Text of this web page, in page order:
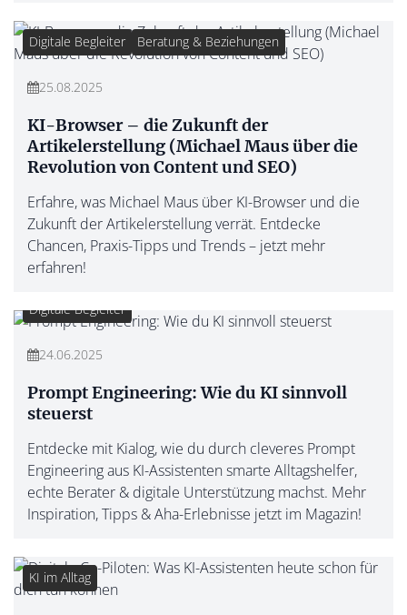
Digitale Begleiter Beratung & Beziehungen
25.08.2025
KI-Browser – die Zukunft der
Artikelerstellung (Michael Maus über die
Revolution von Content und SEO)
Erfahre, was Michael Maus über KI-Browser und die
Zukunft der Artikelerstellung verrät. Entdecke
Chancen, Praxis-Tipps und Trends – jetzt mehr
erfahren!
Digitale Begleiter
24.06.2025
Prompt Engineering: Wie du KI sinnvoll
steuerst
Entdecke mit Kialog, wie du durch cleveres Prompt
Engineering aus KI-Assistenten smarte Alltagshelfer,
echte Berater & digitale Unterstützung machst. Mehr
Inspiration, Tipps & Aha-Erlebnisse jetzt im Magazin!
KI im Alltag